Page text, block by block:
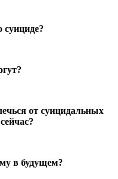
от суицидальных
в будущем?